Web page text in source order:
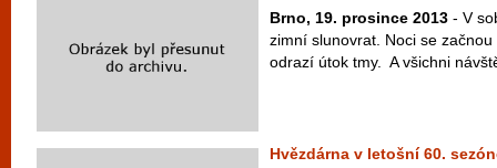
Brno, 19. prosince 2013 - V
zimní slunovrat. Noci se
odrazí útok tmy. A všichni
Hvězdárna v letošní 60.